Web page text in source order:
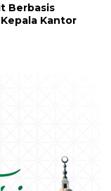
Berbasis
Kantor